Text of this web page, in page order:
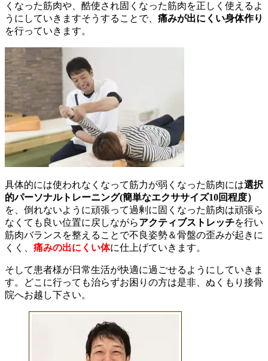
くなった筋肉や、酷使され固くなった筋肉を正しく使えるよ
うにしていきますそうすることで、 痛みが出にくい身体作り
を行っていきます。
具体的には使われなくなって筋力が弱くなった筋肉には選択
的パーソナルトレーニング(簡単なエクササイズ10回程度）
を、倒れないように頑張って過剰に固くなった筋肉は頑張ら
なくても良い位置に戻しながらアクティブストレッチを行い
筋肉バランスを整えることで不良姿勢＆骨盤の歪みが起きに
くく、 痛みの出にくい体に仕上げていきます。
そして患者様が日常生活が快適に過ごせるようにしていきま
す。どこに行っても治らずお困りの方は是非、ぬくもり接骨
院へお越し下さい。